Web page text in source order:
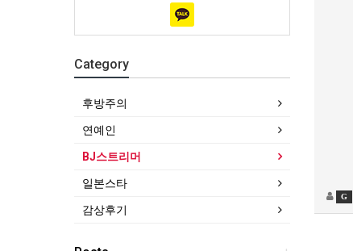
G
Category
후방주의
연예인
BJ스트리머
일본스타
감상후기